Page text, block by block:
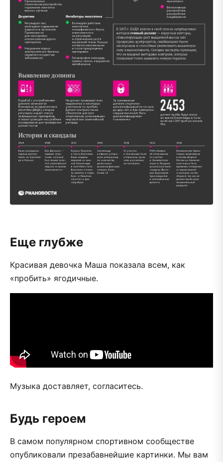
Еще глубже
Красивая девочка Маша показала всем, как
«пробить» ягодичные.
Музыка доставляет, согласитесь.
Будь героем
В самом популярном спортивном сообществе
опубликовали презабавнейшие картинки. Мы вам